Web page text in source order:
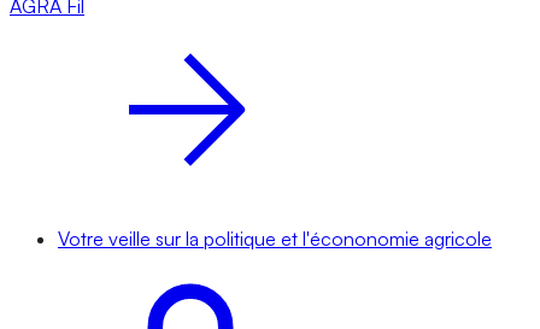
AGRA Fil
Votre veille sur la politique et l'écononomie agricole